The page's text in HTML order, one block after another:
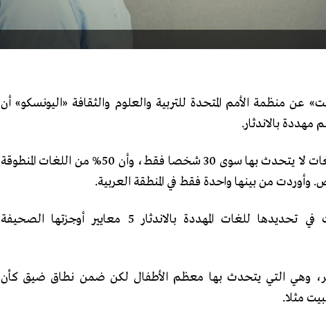
عن منظمة الأمم المتحدة للتربية والعلوم والثقافة «اليونسكو» أن
حيث إن بعض تلك اللغات لا يتحدث بها سوى 30 شخصا فقط، وأن 50% من اللغات المنطوقة
وأوردت من بينها واحدة فقط في المنطقة العربية.
«اليونسكو» استخدمت في تحديدها للغات المهددة بالاندثار 5 معايير أوجزتها الصحيفة
وهي التي يتحدث بها معظم الأطفال لكن ضمن نطاق ضيق كأن
مثلا.